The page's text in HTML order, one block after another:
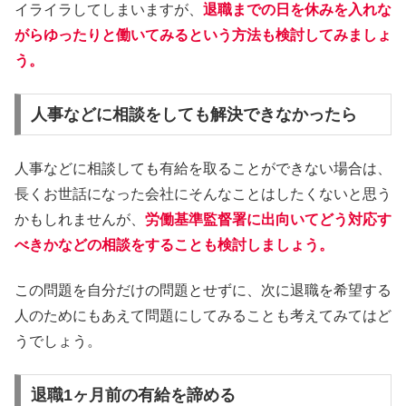
イライラしてしまいますが、 退職までの日を休みを入れな
がらゆったりと働いてみるという方法も検討してみましょ
う。
人事などに相談をしても解決できなかったら
人事などに相談しても有給を取ることができない場合は、
長くお世話になった会社にそんなことはしたくないと思う
かもしれませんが、 労働基準監督署に出向いてどう対応す
べきかなどの相談をすることも検討しましょう。
この問題を自分だけの問題とせずに、次に退職を希望する
人のためにもあえて問題にしてみることも考えてみてはど
うでしょう。
退職1ヶ月前の有給を諦める